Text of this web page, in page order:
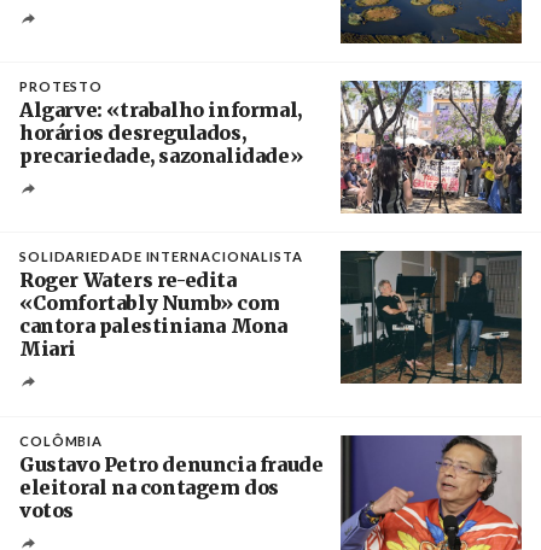
PROTESTO
Algarve: «trabalho informal,
horários desregulados,
precariedade, sazonalidade»
SOLIDARIEDADE INTERNACIONALISTA
Roger Waters re-edita
«Comfortably Numb» com
cantora palestiniana Mona
Miari
COLÔMBIA
Gustavo Petro denuncia fraude
eleitoral na contagem dos
votos